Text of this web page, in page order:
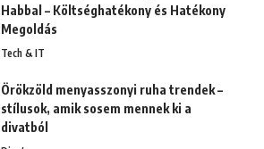
Habbal – Költséghatékony és Hatékony
Megoldás
Tech & IT
Örökzöld menyasszonyi ruha trendek –
stílusok, amik sosem mennek ki a
divatból